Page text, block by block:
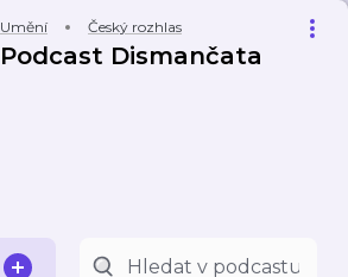
Umění Český rozhlas
Podcast Dismančata